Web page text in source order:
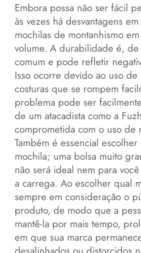
Embora possa não ser fácil
às vezes há desvantagens
mochilas de montanhismo
volume. A durabilidade é,
comum e pode refletir
Isso ocorre devido ao uso de
costuras que se rompem
problema pode ser
de um atacadista como a
comprometida com o uso de
Também é essencial
mochila; uma bolsa muito
não será ideal nem para
a carrega. Ao escolher qual
sempre em consideração o
produto, de modo que a
mantê-la por mais tempo,
em que sua marca